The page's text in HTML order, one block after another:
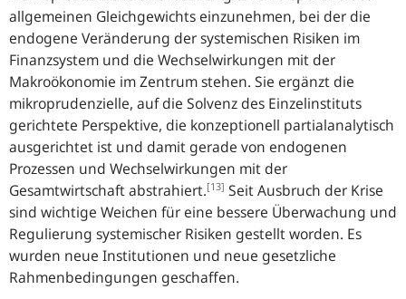
allgemeinen Gleichgewichts einzunehmen, bei der die
endogene Veränderung der systemischen Risiken im
Finanzsystem und die Wechselwirkungen mit der
Makroökonomie im Zentrum stehen. Sie ergänzt die
mikroprudenzielle, auf die Solvenz des Einzelinstituts
gerichtete Perspektive, die konzeptionell partialanalytisch
ausgerichtet ist und damit gerade von endogenen
Prozessen und Wechselwirkungen mit der
Gesamtwirtschaft abstrahiert.[13] Seit Ausbruch der Krise
sind wichtige Weichen für eine bessere Überwachung und
Regulierung systemischer Risiken gestellt worden. Es
wurden neue Institutionen und neue gesetzliche
Rahmenbedingungen geschaffen.